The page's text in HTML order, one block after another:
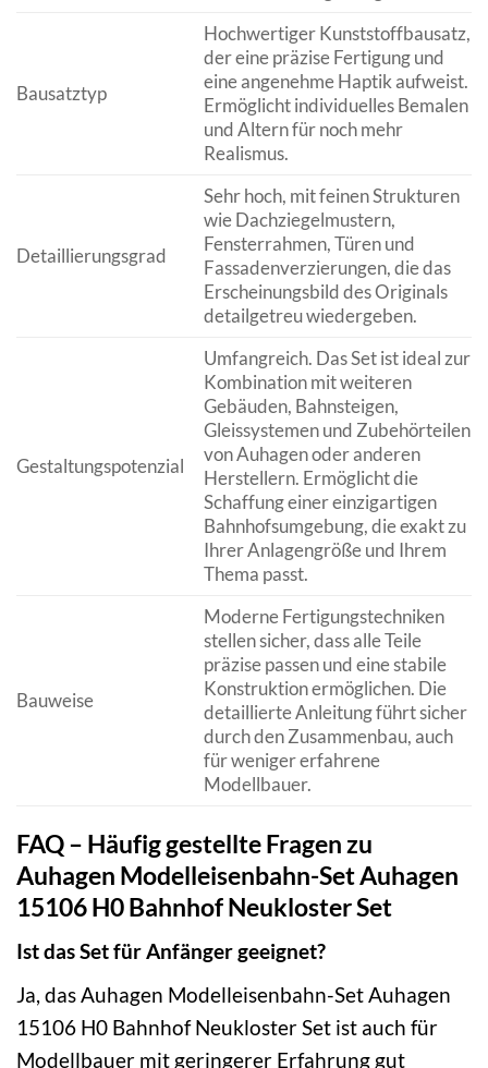
Bausatztyp
Hochwertiger Kunststoffbausatz,
der eine präzise Fertigung und
eine angenehme Haptik aufweist.
Ermöglicht individuelles Bemalen
und Altern für noch mehr
Realismus.
Detaillierungsgrad
Sehr hoch, mit feinen Strukturen
wie Dachziegelmustern,
Fensterrahmen, Türen und
Fassadenverzierungen, die das
Erscheinungsbild des Originals
detailgetreu wiedergeben.
Gestaltungspotenzial
Umfangreich. Das Set ist ideal zur
Kombination mit weiteren
Gebäuden, Bahnsteigen,
Gleissystemen und Zubehörteilen
von Auhagen oder anderen
Herstellern. Ermöglicht die
Schaffung einer einzigartigen
Bahnhofsumgebung, die exakt zu
Ihrer Anlagengröße und Ihrem
Thema passt.
Bauweise
Moderne Fertigungstechniken
stellen sicher, dass alle Teile
präzise passen und eine stabile
Konstruktion ermöglichen. Die
detaillierte Anleitung führt sicher
durch den Zusammenbau, auch
für weniger erfahrene
Modellbauer.
FAQ – Häufig gestellte Fragen zu
Auhagen Modelleisenbahn-Set Auhagen
15106 H0 Bahnhof Neukloster Set
Ist das Set für Anfänger geeignet?
Ja, das Auhagen Modelleisenbahn-Set Auhagen
15106 H0 Bahnhof Neukloster Set ist auch für
Modellbauer mit geringerer Erfahrung gut